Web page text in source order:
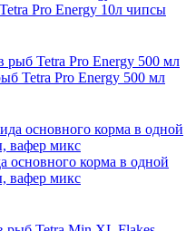
Pro Energy 10л чипсы
Tetra Pro Energy 500 мл
основного корма в одной
вафер микс